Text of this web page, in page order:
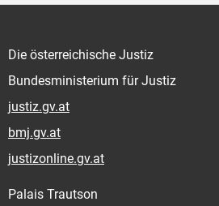
Die österreichische Justiz
Bundesministerium für Justiz
justiz.gv.at
bmj.gv.at
justizonline.gv.at
Palais Trautson